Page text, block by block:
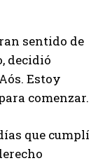
sentido de
decidió
Estoy
comenzar.
que cumplí